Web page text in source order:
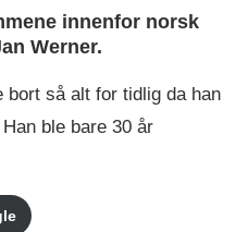
innenfor norsk
Werner.
så alt for tidlig da han
ble bare 30 år